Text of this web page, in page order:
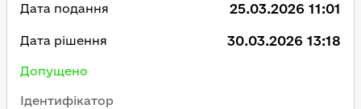
Дата подання 25.03.2026 11:01
Дата рішення 30.03.2026 13:18
Допущено
Ідентифікатор